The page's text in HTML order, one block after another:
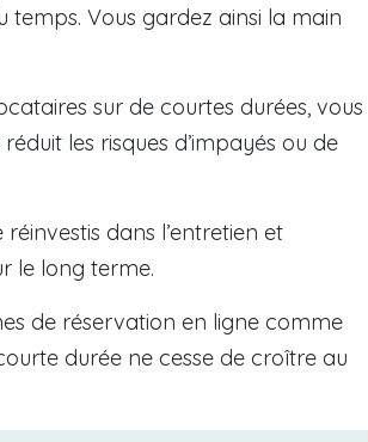
temps. Vous gardez ainsi la main
sur de courtes durées, vous
les risques d’impayés ou de
dans l’entretien et
le long terme.
de réservation en ligne comme
durée ne cesse de croître au